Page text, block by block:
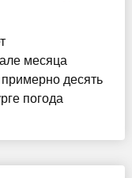
месяца
десять
погода